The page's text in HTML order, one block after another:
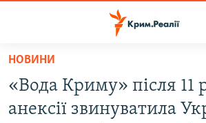
Перейти
основного
матеріалу
ВОДА.КРИМ
НОВИНИ
«Вода Криму» після 11
анексії звинуватила